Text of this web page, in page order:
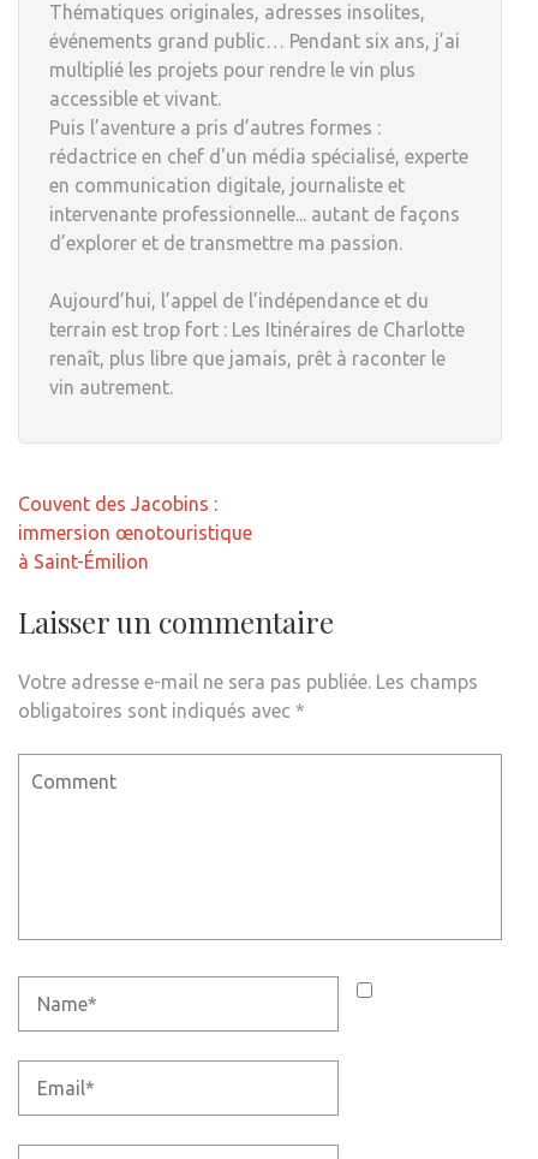
Thématiques originales, adresses insolites,
événements grand public… Pendant six ans, j’ai
multiplié les projets pour rendre le vin plus
accessible et vivant.
Puis l’aventure a pris d’autres formes :
rédactrice en chef d'un média spécialisé, experte
en communication digitale, journaliste et
intervenante professionnelle... autant de façons
d’explorer et de transmettre ma passion.
Aujourd’hui, l’appel de l’indépendance et du
terrain est trop fort : Les Itinéraires de Charlotte
renaît, plus libre que jamais, prêt à raconter le
vin autrement.
Navigation
de
l’article
Couvent des Jacobins :
immersion œnotouristique
à Saint-Émilion
Laisser un commentaire
Votre adresse e-mail ne sera pas publiée. Les champs
obligatoires sont indiqués avec *